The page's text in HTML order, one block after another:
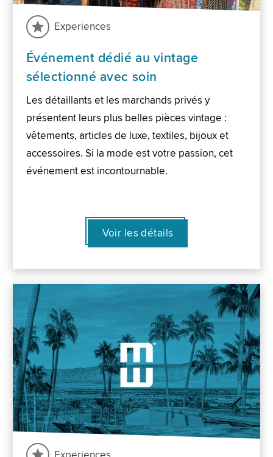
Experiences
Événement dédié au vintage
sélectionné avec soin
Les détaillants et les marchands privés y
présentent leurs plus belles pièces vintage :
vêtements, articles de luxe, textiles, bijoux et
accessoires. Si la mode est votre passion, cet
événement est incontournable.
Voir les détails